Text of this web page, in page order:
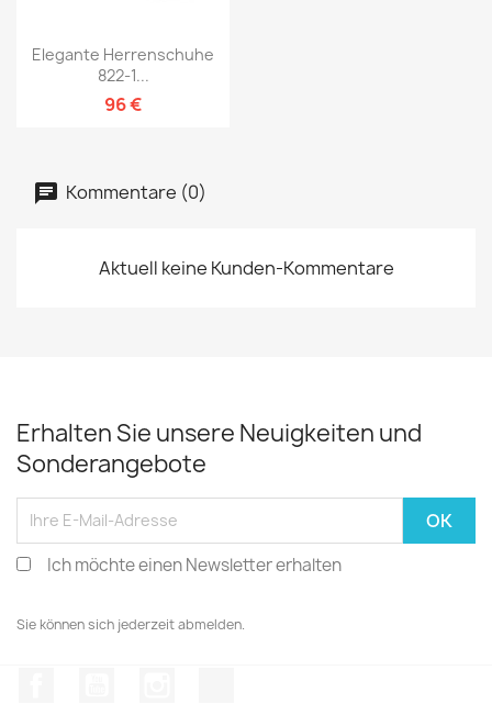
Elegante Herrenschuhe
822-1...
96 €
Kommentare (0)
Aktuell keine Kunden-Kommentare
Erhalten Sie unsere Neuigkeiten und
Sonderangebote
Ich möchte einen Newsletter erhalten
Sie können sich jederzeit abmelden.